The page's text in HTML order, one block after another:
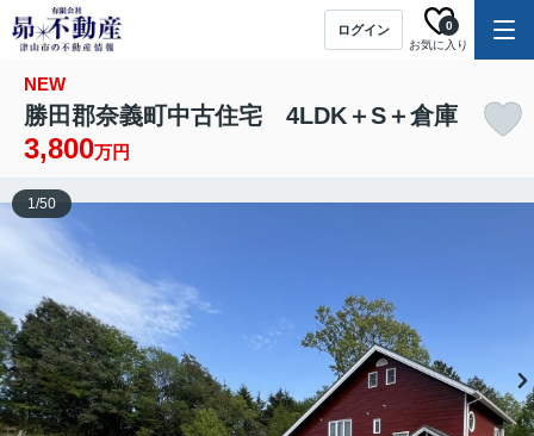
ログイン
お気に入り
0
NEW
勝田郡奈義町中古住宅 4LDK＋S＋倉庫
3,800万円
1/50